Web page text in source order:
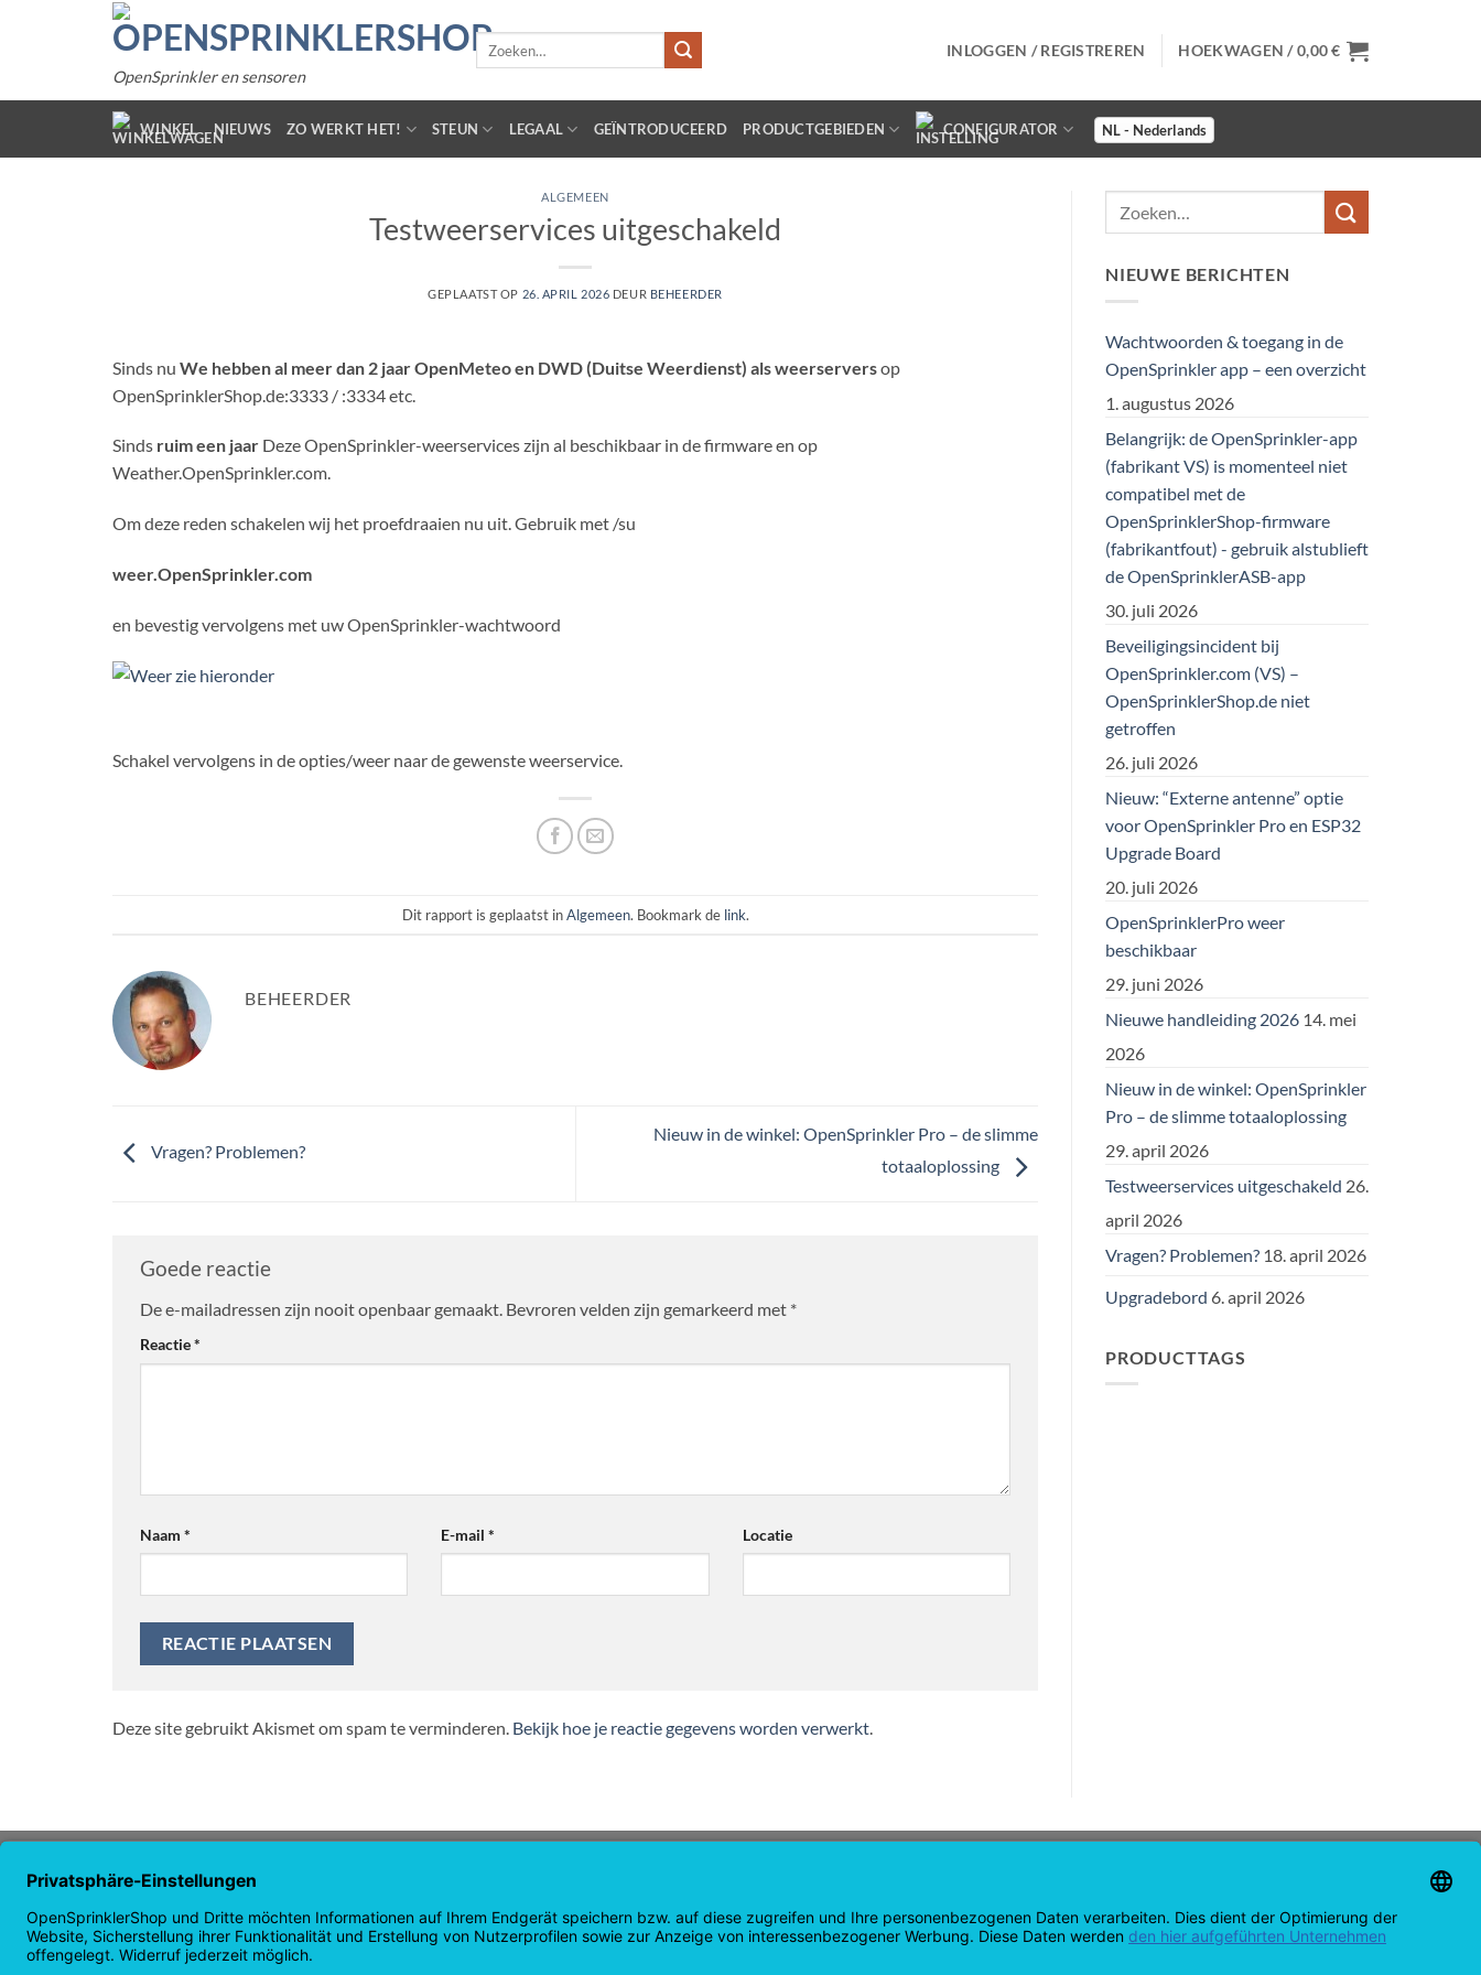
OpenSprinkler en sensoren
INLOGGEN / REGISTREREN HOEKWAGEN /0,00€
WINKEL NIEUWS ZO WERKT HET! STEUN LEGAAL GEÏNTRODUCEERD PRODUCTGEBIEDEN CONFIGURATOR
ALGEMEEN
Testweerservices uitgeschakeld
GEPLAATST OP 26. APRIL 2026 DEUR BEHEERDER
Sinds nu We hebben al meer dan 2 jaar OpenMeteo en DWD (Duitse Weerdienst) als weerserversop
OpenSprinklerShop.de:3333 / :3334 etc.
Sinds ruim een ​​jaar Deze OpenSprinkler-weerservices zijn al beschikbaar in de firmware en op
Weather.OpenSprinkler.com.
Om deze reden schakelen wij het proefdraaien nu uit. Gebruik met /su
weer.OpenSprinkler.com
en bevestig vervolgens met uw OpenSprinkler-wachtwoord
Schakel vervolgens in de opties/weer naar de gewenste weerservice.
Dit rapport is geplaatst inAlgemeen. Bookmark de link.
BEHEERDER
Vragen? Problemen?
Nieuw in de winkel: OpenSprinkler Pro – de slimme
totaaloplossing
Goede reactie
De e-mailadressen zijn nooit openbaar gemaakt. Bevroren velden zijn gemarkeerd met *
Reactie*
Naam * E-mail* Locatie
Alternative:
Deze site gebruikt Akismet om spam te verminderen. Bekijk hoe je reactie gegevens worden verwerkt.
NIEUWE BERICHTEN
Wachtwoorden & toegang in de
OpenSprinkler app – een overzicht
1. augustus 2026
Belangrijk: de OpenSprinkler-app
(fabrikant VS) is momenteel niet
compatibel met de
OpenSprinklerShop-firmware
(fabrikantfout) - gebruik alstublieft
de OpenSprinklerASB-app
30. juli 2026
Beveiligingsincident bij
OpenSprinkler.com (VS) –
OpenSprinklerShop.de niet
getroffen
26. juli 2026
Nieuw: “Externe antenne” optie
voor OpenSprinkler Pro en ESP32
Upgrade Board
20. juli 2026
OpenSprinklerPro weer
beschikbaar
29. juni 2026
Nieuwe handleiding 2026 14. mei
2026
Nieuw in de winkel: OpenSprinkler
Pro – de slimme totaaloplossing
29. april 2026
Testweerservices uitgeschakeld 26.
april 2026
Vragen? Problemen? 18. april 2026
Upgradebord 6. april 2026
PRODUCTTAGS
OVER ONS
OpenSprinkler is 's werelds
toonaangevende open source
Startpagina
Producten
support@opensprinklershop.de